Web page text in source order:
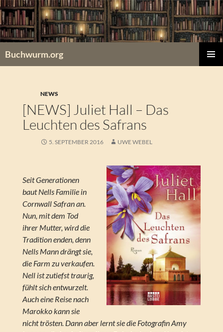
Zum
Inhalt
springen
Buchwurm.org
NEWS
[NEWS] Juliet Hall – Das
Leuchten des Safrans
5. SEPTEMBER 2016 UWE WEBEL
Seit Generationen
baut Nells Familie in
Cornwall Safran an.
Nun, mit dem Tod
ihrer Mutter, wird die
Tradition enden, denn
Nells Mann drängt sie,
die Farm zu verkaufen.
Nell ist zutiefst traurig,
fühlt sich entwurzelt.
Auch eine Reise nach
Marokko kann sie
nicht trösten. Dann aber lernt sie die Fotografin Amy